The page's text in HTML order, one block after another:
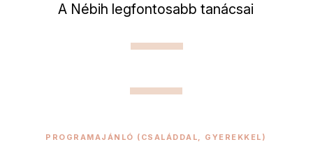
A Nébih legfontosabb tanácsai
PROGRAMAJÁNLÓ (CSALÁDDAL, GYEREKKEL)